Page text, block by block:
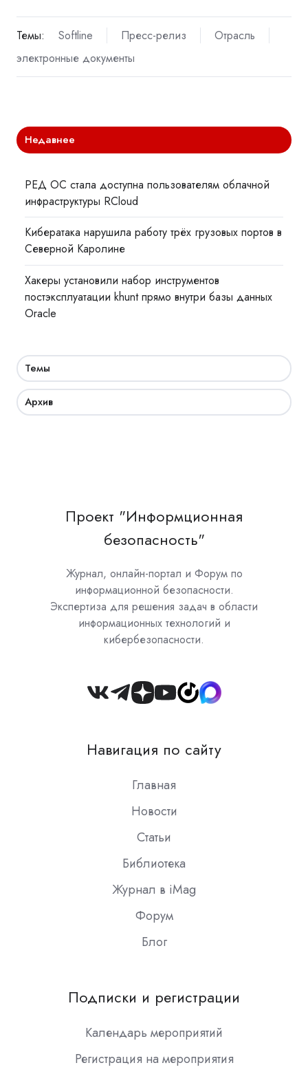
Темы: Softline Пресс-релиз
Отрасль
электронные документы
Недавнее
РЕД ОС стала доступна пользователям облачной
инфраструктуры RCloud
Кибератака нарушила работу трёх грузовых портов в
Северной Каролине
Хакеры установили набор инструментов
постэксплуатации khunt прямо внутри базы данных
Oracle
Темы
Архив
Проект "Информционная
безопасность"
Журнал, онлайн-портал и Форум по
информационной безопасности.
Экспертиза для решения задач в области
информационных технологий и
кибербезопасности.
Join
Slack
Навигация по сайту
Главная
Новости
Статьи
Библиотека
Журнал в iMag
Форум
Блог
Подписки и регистрации
Календарь мероприятий
Регистрация на мероприятия